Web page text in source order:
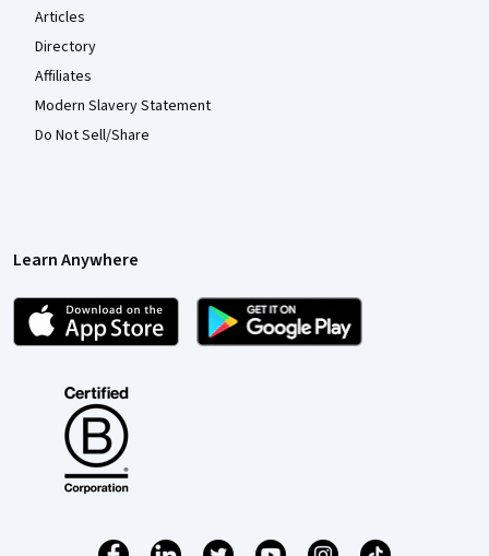
Articles
Directory
Affiliates
Modern Slavery Statement
Do Not Sell/Share
Learn Anywhere